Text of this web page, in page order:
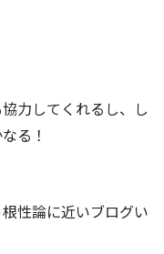
性論に近いブログい